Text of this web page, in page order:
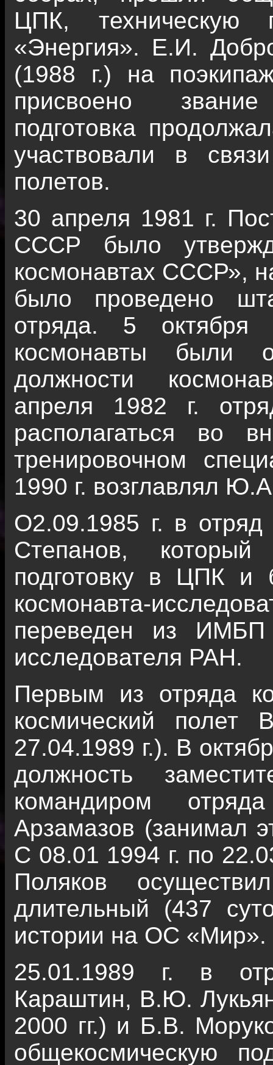
ЦПК, техническую
«Энергия». Е.И.
(1988 г.) на
присвоено звание
подготовка
участвовали в
полетов.
30 апреля 1981 г.
СССР было
космонавтах СССР»,
было проведено
отряда. 5 октября
космонавты были
должности
апреля 1982 г.
располагаться во
тренировочном
1990 г. возглавлял
О2.09.1985 г. в
Степанов,
подготовку в ЦПК и
космонавта-
переведен из ИМБП
исследователя РАН.
Первым из отряда
космический полет
27.04.1989 г.). В
должность
командиром
Арзамазов (занимал
С 08.01 1994 г. по
Поляков
длительный (437
истории на ОС «Мир».
25.01.1989 г. в
Караштин, В.Ю.
2000 гг.) и Б.В.
общекосмическую